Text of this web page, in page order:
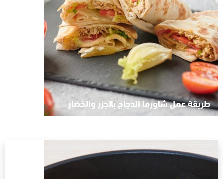
طريقة عمل شاورما الدجاج بالجزر والخضار